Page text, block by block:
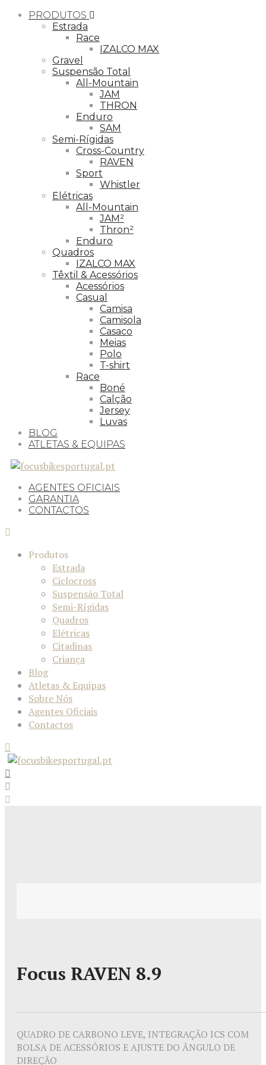
PRODUTOS
Estrada
Race
IZALCO MAX
Gravel
Suspensão Total
All-Mountain
JAM
THRON
Enduro
SAM
Semi-Rígidas
Cross-Country
RAVEN
Sport
Whistler
Elétricas
All-Mountain
JAM²
Thron²
Enduro
Quadros
IZALCO MAX
Têxtil & Acessórios
Acessórios
Casual
Camisa
Camisola
Casaco
Meias
Polo
T-shirt
Race
Boné
Calção
Jersey
Luvas
BLOG
ATLETAS & EQUIPAS
AGENTES OFICIAIS
GARANTIA
CONTACTOS
Produtos
Estrada
Ciclocross
Suspensão Total
Semi-Rígidas
Quadros
Elétricas
Citadinas
Criança
Blog
Atletas & Equipas
Sobre Nós
Agentes Oficiais
Contactos
Focus RAVEN 8.9
QUADRO DE CARBONO LEVE, INTEGRAÇÃO ICS COM
BOLSA DE ACESSÓRIOS E AJUSTE DO ÂNGULO DE
DIREÇÃO